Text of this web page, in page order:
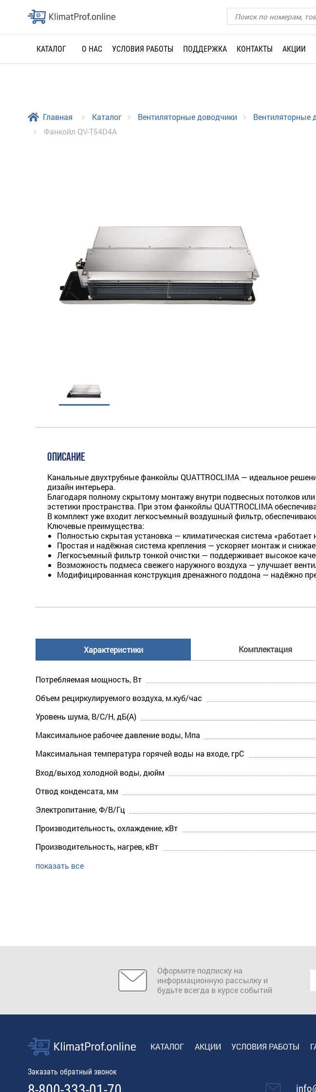
КАТАЛОГ О НАС УСЛОВИЯ РАБОТЫ ПОДДЕРЖКА КОНТАКТЫ АКЦИИ
Главная Каталог Вентиляторные доводчики Вентиляторные
Фанкойл QV-T54D4A
ОПИСАНИЕ
Канальные двухтрубные фанкойлы QUATTROCLIMA — идеальное
дизайн интерьера.
Благодаря полному скрытому монтажу внутри подвесных потолков
эстетики пространства. При этом фанкойлы QUATTROCLIMA
В комплект уже входит легкосъемный воздушный фильтр,
Ключевые преимущества:
Полностью скрытая установка — климатическая система «работает
Простая и надёжная система крепления — ускоряет монтаж и
Легкосъемный фильтр тонкой очистки — поддерживает высокое
Возможность подмеса свежего наружного воздуха — улучшает
Модифицированная конструкция дренажного поддона — надёжно
Характеристики Комплектация
Потребляемая мощность, Вт
Объем рециркулируемого воздуха, м.куб/час
Уровень шума, В/С/Н, дБ(А)
Максимальное рабочее давление воды, Мпа
Максимальная температура горячей воды на входе, грС
Вход/выход холодной воды, дюйм
Отвод конденсата, мм
Электропитание, Ф/В/Гц
Производительность, охлаждение, кВт
Производительность, нагрев, кВт
показать все
Оформите подписку на
информационную рассылку и
будьте всегда в курсе событий
КАТАЛОГ АКЦИИ УСЛОВИЯ РАБОТЫ
Заказать обратный звонок